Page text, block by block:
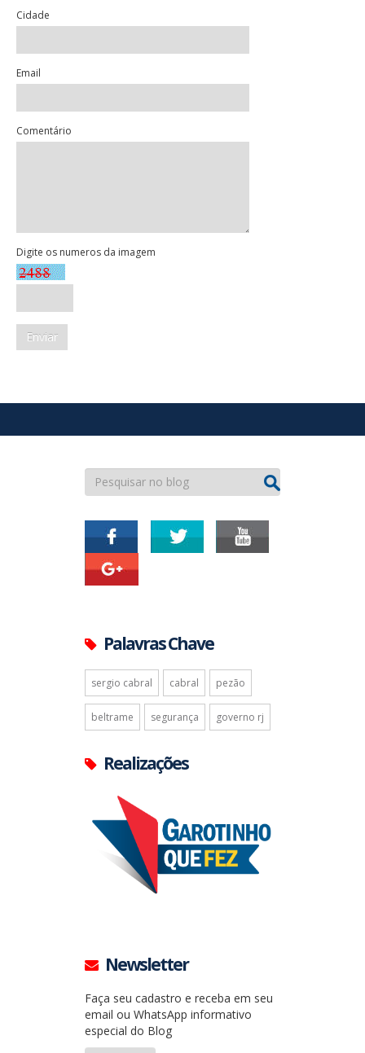
Cidade
Email
Comentário
Digite os numeros da imagem
Palavras Chave
sergio cabral cabral pezão
beltrame segurança governo rj
Realizações
Newsletter
Faça seu cadastro e receba em seu
email ou WhatsApp informativo
especial do Blog